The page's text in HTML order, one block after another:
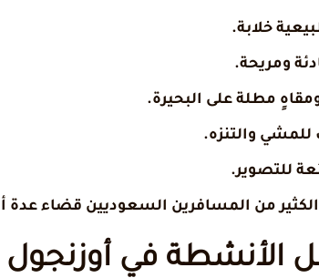
خلابة.
ومريحة.
مطلة على البحيرة.
والتنزه.
للتصوير.
من المسافرين السعوديين قضاء عدة
الأنشطة في أوزنجول